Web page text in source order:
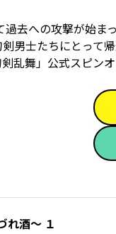
去への攻撃が始ま
男士たちにとって
乱舞」公式スピン
れ酒～ １